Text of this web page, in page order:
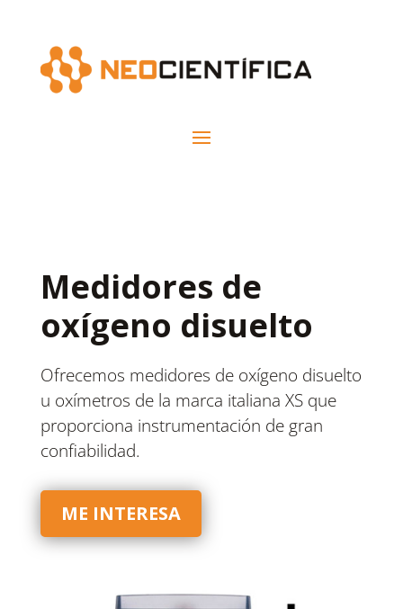
Medidores de
oxígeno disuelto
Ofrecemos medidores de oxígeno disuelto
u oxímetros de la marca italiana XS que
proporciona instrumentación de gran
confiabilidad.
ME INTERESA